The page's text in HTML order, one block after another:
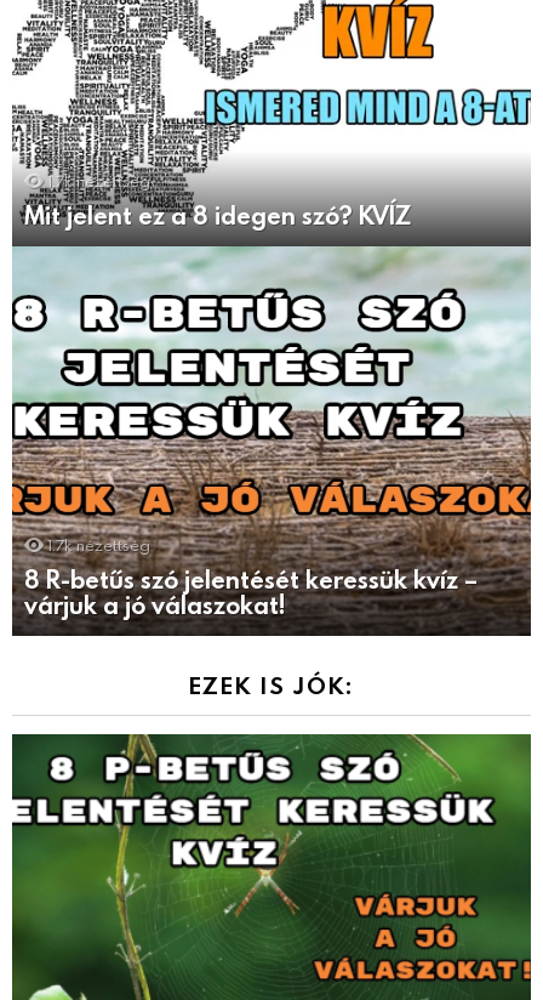
1.7k nézettség
Mit jelent ez a 8 idegen szó? KVÍZ
1.7k nézettség
8 R-betűs szó jelentését keressük kvíz –
várjuk a jó válaszokat!
EZEK IS JÓK: